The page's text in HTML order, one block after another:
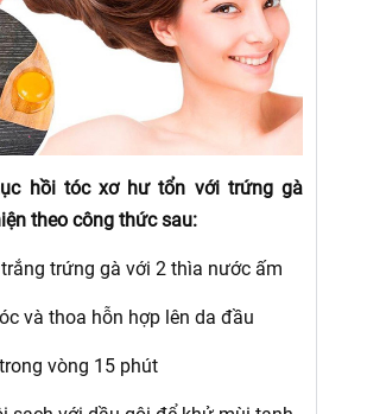
hồi tóc xơ hư tổn với trứng gà
theo công thức sau:
trứng gà với 2 thìa nước ấm
và thoa hỗn hợp lên da đầu
vòng 15 phút